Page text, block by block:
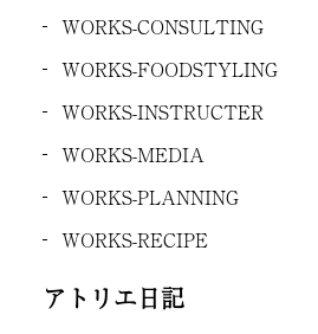
WORKS-CONSULTING
WORKS-FOODSTYLING
WORKS-INSTRUCTER
WORKS-MEDIA
WORKS-PLANNING
WORKS-RECIPE
アトリエ日記